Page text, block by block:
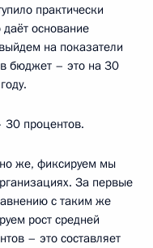
практически
основание
на показатели
бюджет – это на 30
30 процентов.
же, фиксируем мы
За первые
с таким же
рост средней
– это составляет